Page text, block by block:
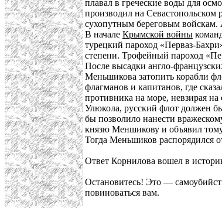
плавал в греческие воды для
производил на Севастопольском
сухопутным береговым
В начале Крымской войны
турецкий пароход «Перваз-
степени. Трофейный пароход
После высадки англо-
Меньшикова затопить корабли
флагманов и капитанов, где
противника на море, невзирая
Улюкола, русский флот должен
бы позволило нанести
князю Меншикову и объявил тому
Тогда Меньшиков распорядился
Ответ Корнилова вошел в
Остановитесь! Это —
повиноваться вам.